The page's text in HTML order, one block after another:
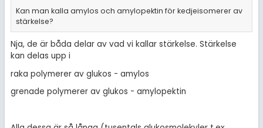
Kan man kalla amylos och amylopektin för kedjeisomerer av
stärkelse?
Nja, de är båda delar av vad vi kallar stärkelse. Stärkelse
kan delas upp i
raka polymerer av glukos - amylos
grenade polymerer av glukos - amylopektin
Allmänna villkor